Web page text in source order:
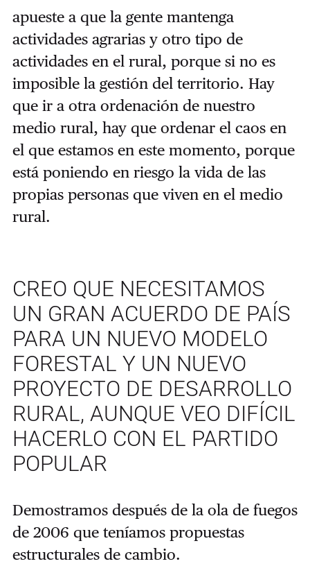
apueste a que la gente mantenga
actividades agrarias y otro tipo de
actividades en el rural, porque si no es
imposible la gestión del territorio. Hay
que ir a otra ordenación de nuestro
medio rural, hay que ordenar el caos en
el que estamos en este momento, porque
está poniendo en riesgo la vida de las
propias personas que viven en el medio
rural.
CREO QUE NECESITAMOS
UN GRAN ACUERDO DE PAÍS
PARA UN NUEVO MODELO
FORESTAL Y UN NUEVO
PROYECTO DE DESARROLLO
RURAL, AUNQUE VEO DIFÍCIL
HACERLO CON EL PARTIDO
POPULAR
Demostramos después de la ola de fuegos
de 2006 que teníamos propuestas
estructurales de cambio.